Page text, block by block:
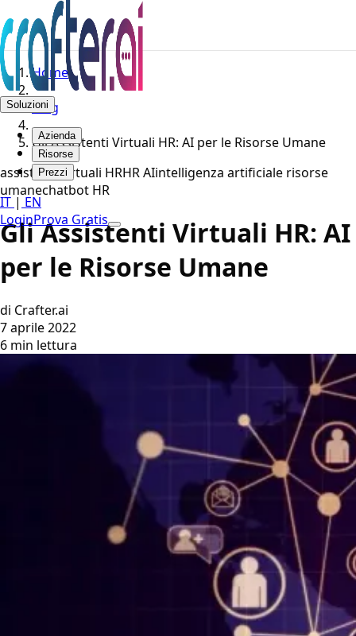
Soluzioni
Azienda
Risorse
Prezzi
IT | EN
LoginProva Gratis
Home
Blog
Gli Assistenti Virtuali HR: AI per le Risorse Umane
assistenti virtuali HRHR AIintelligenza artificiale risorse
umanechatbot HR
Gli Assistenti Virtuali HR: AI
per le Risorse Umane
di Crafter.ai
7 aprile 2022
6 min lettura